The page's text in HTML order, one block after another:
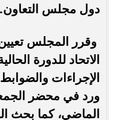
دول مجلس التعاون.
وقرر المجلس
الإجراءات
ورد في محضر
الماضي، كما بحث